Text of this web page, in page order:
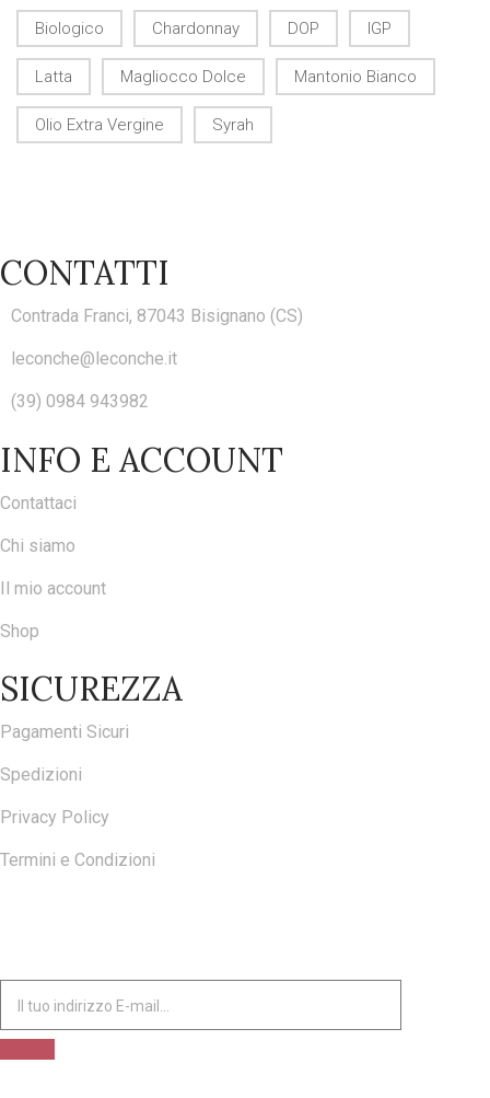
Biologico Chardonnay DOP IGP
Latta Magliocco Dolce Mantonio Bianco
Olio Extra Vergine Syrah
CONTATTI
Contrada Franci, 87043 Bisignano (CS)
leconche@leconche.it
(39) 0984 943982
INFO E ACCOUNT
Contattaci
Chi siamo
Il mio account
Shop
SICUREZZA
Pagamenti Sicuri
Spedizioni
Privacy Policy
Termini e Condizioni